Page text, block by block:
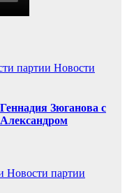
партии Новости
Зюганова с
Новости партии